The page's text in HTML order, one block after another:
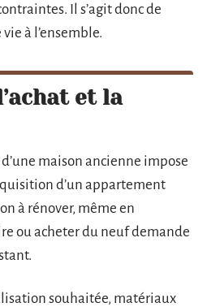
Il s’agit donc de
à l’ensemble.
et la
maison ancienne impose
d’un appartement
à rénover, même en
ou acheter du neuf demande
souhaitée, matériaux